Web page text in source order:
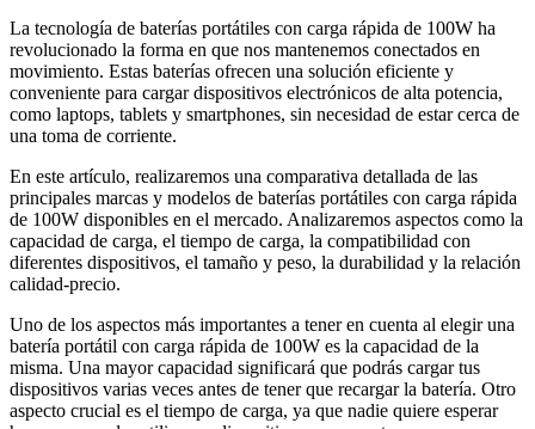
La tecnología de baterías portátiles con carga rápida de 100W ha
revolucionado la forma en que nos mantenemos conectados en
movimiento. Estas baterías ofrecen una solución eficiente y
conveniente para cargar dispositivos electrónicos de alta potencia,
como laptops, tablets y smartphones, sin necesidad de estar cerca de
una toma de corriente.
En este artículo, realizaremos una comparativa detallada de las
principales marcas y modelos de baterías portátiles con carga rápida
de 100W disponibles en el mercado. Analizaremos aspectos como la
capacidad de carga, el tiempo de carga, la compatibilidad con
diferentes dispositivos, el tamaño y peso, la durabilidad y la relación
calidad-precio.
Uno de los aspectos más importantes a tener en cuenta al elegir una
batería portátil con carga rápida de 100W es la capacidad de la
misma. Una mayor capacidad significará que podrás cargar tus
dispositivos varias veces antes de tener que recargar la batería. Otro
aspecto crucial es el tiempo de carga, ya que nadie quiere esperar